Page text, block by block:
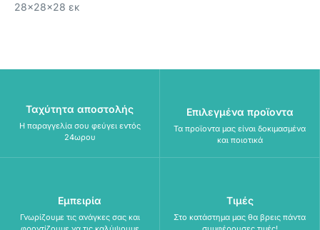
28x28x28 εκ
Ταχύτητα αποστολής
Η παραγγελία σου φεύγει εντός
24ωρου
Επιλεγμένα προϊοντα
Τα προϊοντα μας είναι δοκιμασμένα
και ποιοτικά
Εμπειρία
Γνωρίζουμε τις ανάγκες σας και
Τιμές
Στο κατάστημα μας θα βρεις πάντα